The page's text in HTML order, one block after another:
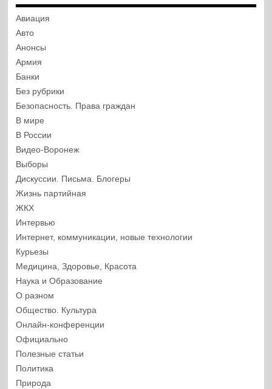
Авиация
Авто
Анонсы
Армия
Банки
Без рубрики
Безопасность. Права граждан
В мире
В России
Видео-Воронеж
Выборы
Дискуссии. Письма. Блогеры
Жизнь партийная
ЖКХ
Интервью
Интернет, коммуникации, новые технологии
Курьезы
Медицина, Здоровье, Красота
Наука и Образование
О разном
Общество. Культура
Онлайн-конференции
Официально
Полезные статьи
Политика
Природа